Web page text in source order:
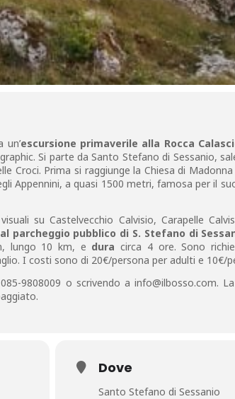
un’escursione primaverile alla Rocca
Si parte da Santo Stefano di Sessanio,
Croci. Prima si raggiunge la Chiesa di
Appennini, a quasi 1500 metri, famosa per il
su Castelvecchio Calvisio, Carapelle
parcheggio pubblico di S. Stefano di
lungo 10 km, e dura circa 4 ore. Sono
I costi sono di 20€/persona per adulti e 10€/
9808009 o scrivendo a info@ilbosso.com.
Dove
Santo Stefano di Sessanio